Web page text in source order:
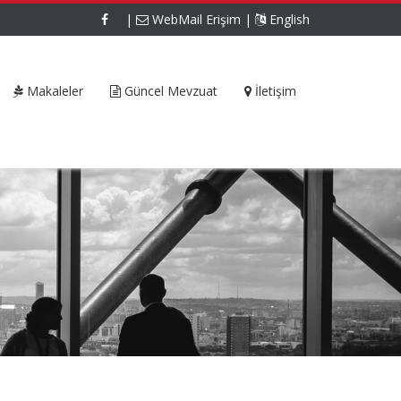
| WebMail Erişim | English
Makaleler Güncel Mevzuat İletişim